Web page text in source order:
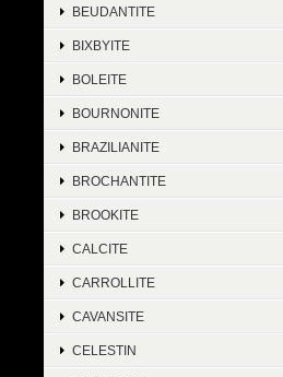
BEUDANTITE
BIXBYITE
BOLEITE
BOURNONITE
BRAZILIANITE
BROCHANTITE
BROOKITE
CALCITE
CARROLLITE
CAVANSITE
CELESTIN